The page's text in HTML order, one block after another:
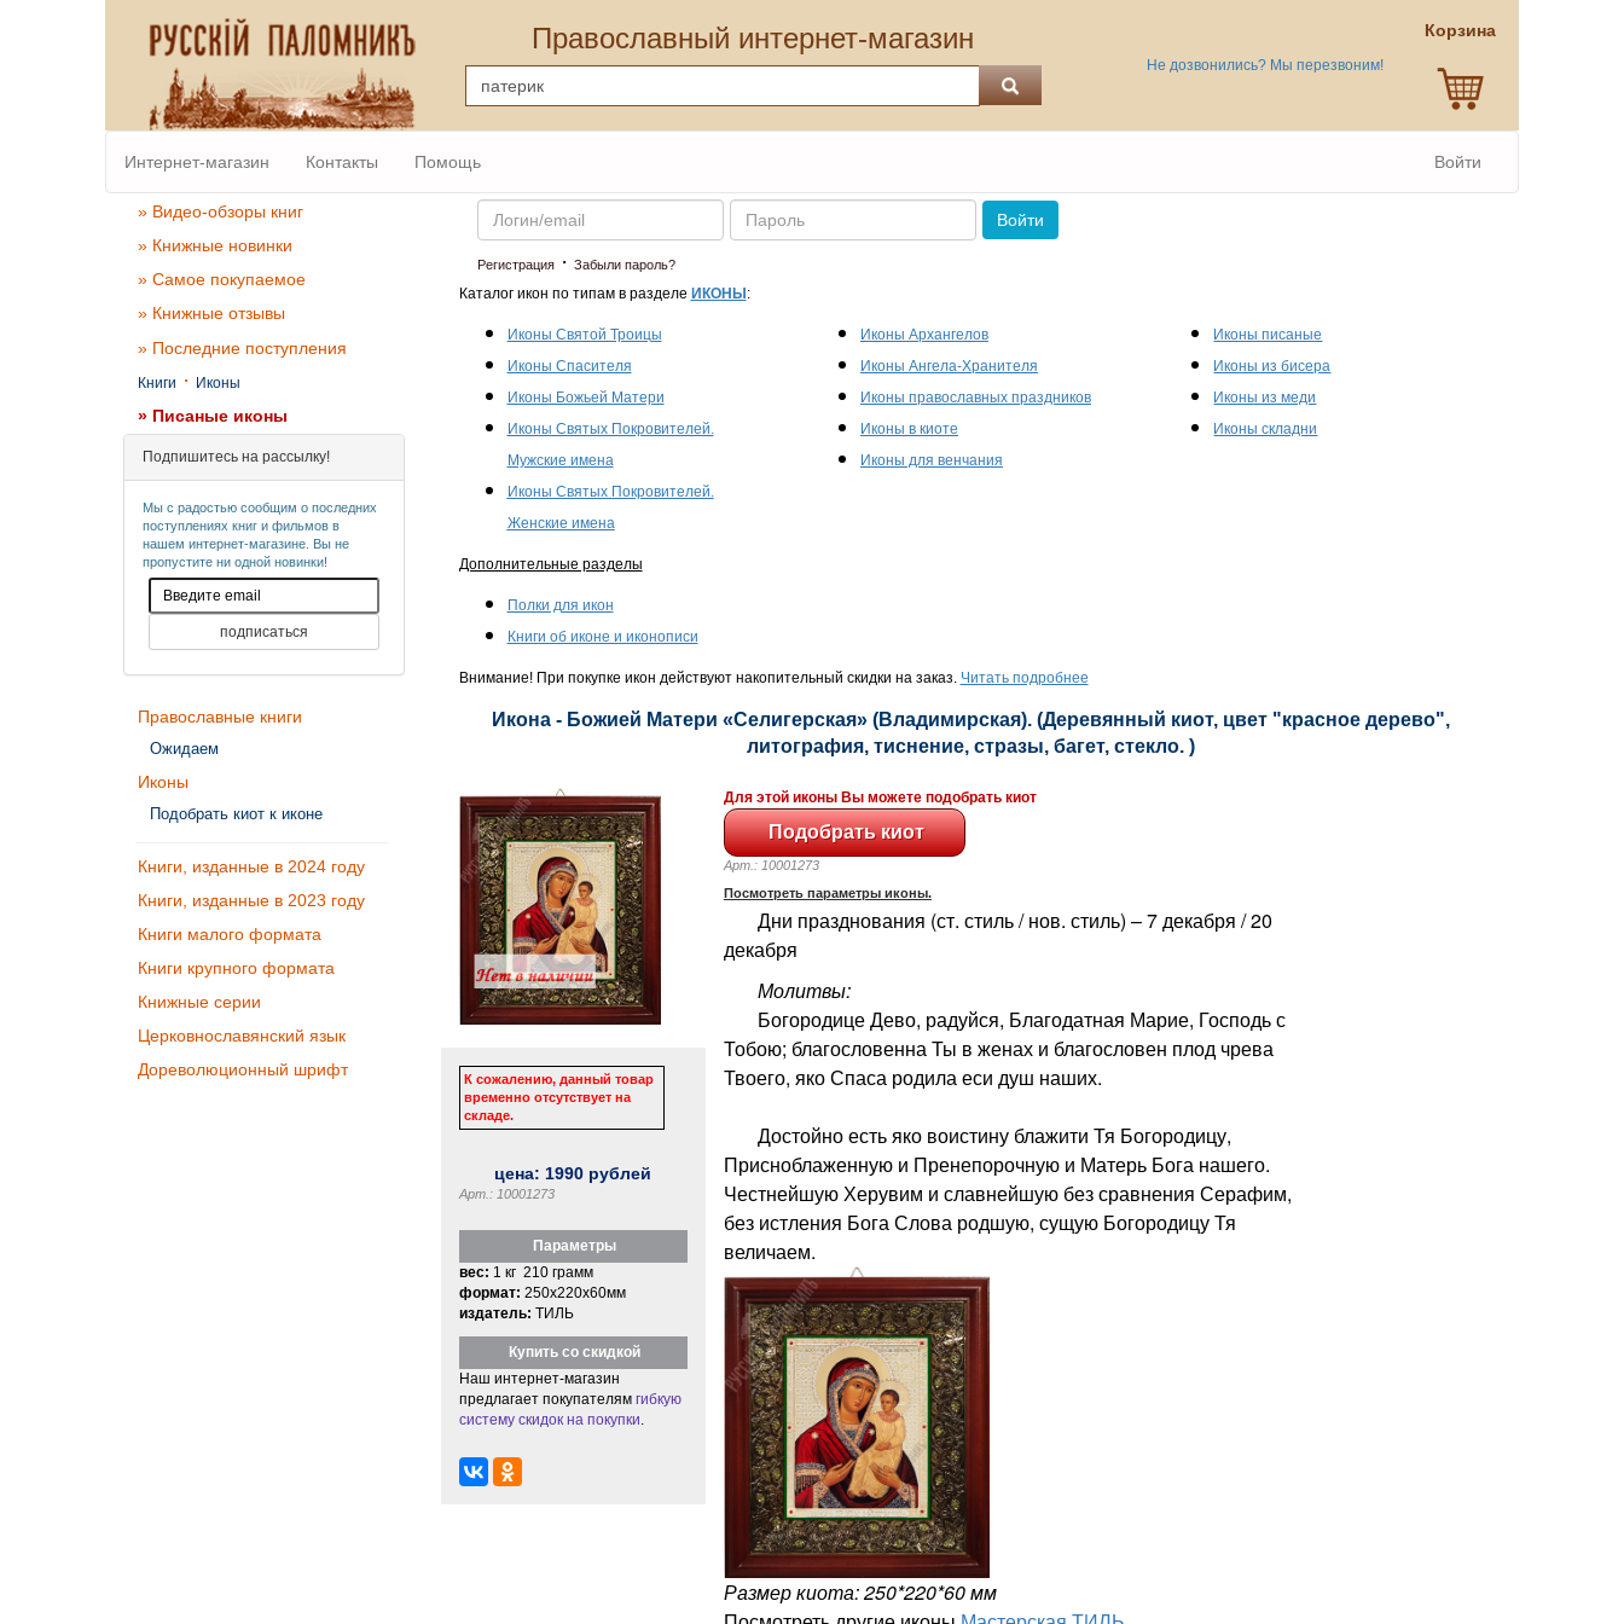
Православный интернет-магазин
Не дозвонились? Мы перезвоним!
Корзина
Интернет-магазин Контакты Помощь Войти
» Видео-обзоры книг
» Книжные новинки
» Самое покупаемое
» Книжные отзывы
» Последние поступления
Книги · Иконы
» Писаные иконы
Подпишитесь на рассылку!
Мы с радостью сообщим о последних
поступлениях книг и фильмов в
нашем интернет-магазине. Вы не
пропустите ни одной новинки!
Православные книги
Ожидаем
Иконы
Подобрать киот к иконе
Книги, изданные в 2024 году
Книги, изданные в 2023 году
Книги малого формата
Книги крупного формата
Книжные серии
Церковнославянский язык
Дореволюционный шрифт
Email Пароль
Войти
Регистрация· Забыли пароль?
Каталог икон по типам в разделе ИКОНЫ :
Иконы Святой Троицы
Иконы Спасителя
Иконы Божьей Матери
Иконы Святых Покровителей.
Мужские имена
Иконы Святых Покровителей.
Женские имена
Иконы Архангелов
Иконы Ангела-Хранителя
Иконы православных праздников
Иконы в киоте
Иконы для венчания
Иконы писаные
Иконы из бисера
Иконы из меди
Иконы складни
Дополнительные разделы
Полки для икон
Книги об иконе и иконописи
Внимание! При покупке икон действуют накопительный скидки на заказ. Читать подробнее
Икона - Божией Матери «Селигерская» (Владимирская). (Деревянный киот, цвет "красное дерево",
литография, тиснение, стразы, багет, стекло. )
К сожалению, данный товар
временно отсутствует на
складе.
цена: 1990 рублей
Арт.: 10001273
Параметры
вес: 1 кг 210 грамм
формат: 250x220x60мм
издатель: ТИЛЬ
Купить со скидкой
Наш интернет-магазин
предлагает покупателям гибкую
систему скидок на покупки
Для этой иконы Вы можете подобрать киот
Арт.: 10001273
Посмотреть параметры иконы.
Дни празднования (ст. стиль / нов. стиль) – 7 декабря / 20
декабря
Молитвы:
Богородице Дево, радуйся, Благодатная Марие, Господь с
Тобою; благословенна Ты в женах и благословен плод чрева
Твоего, яко Спаса родила еси душ наших.
Достойно есть яко воистину блажити Тя Богородицу,
Присноблаженную и Пренепорочную и Матерь Бога нашего.
Честнейшую Херувим и славнейшую без сравнения Серафим,
без истления Бога Слова родшую, сущую Богородицу Тя
величаем.
Размер киота: 250*220*60 мм